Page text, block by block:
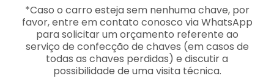
*Caso o carro esteja sem nenhuma chave, por
favor, entre em contato conosco via WhatsApp
para solicitar um orçamento referente ao
serviço de confecção de chaves (em casos de
todas as chaves perdidas) e discutir a
possibilidade de uma visita técnica.